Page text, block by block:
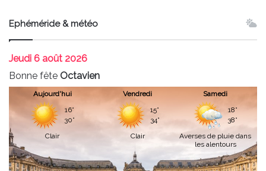
Ephéméride & météo
Jeudi 6 août 2026
Bonne fête Octavien
Aujourd'hui
16°
30°
Clair
Vendredi
15°
34°
Clair
Samedi
18°
38°
Averses de pluie dans
les alentours